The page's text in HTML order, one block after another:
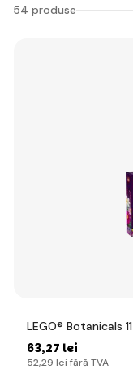
54 produse
LEGO® Botanicals
63,27 lei
52,29 lei fără TVA